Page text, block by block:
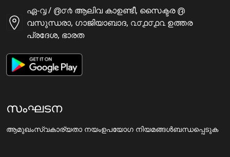
ഏ-൮ / ൫൦൪ ആലിവ കാഉണ്ടീ, സൈക്ടര ൫
വസുന്ധരാ, ഗാജിയാബാദ, ൨൦൧൦൧൨ ഉത്തര
പ്രദേശ, ഭാരത
സംഘടന
ആമുഖംസ്വകാര്യതാ നയംഉപയോഗ നിയമങ്ങൾബന്ധപ്പെടുക